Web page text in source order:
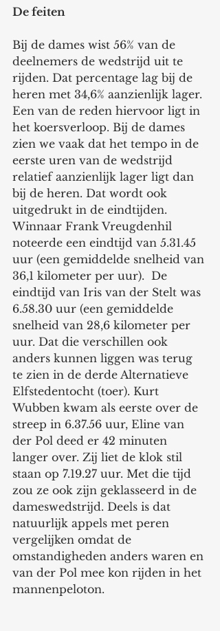
De feiten
Bij de dames wist 56% van de
deelnemers de wedstrijd uit te
rijden. Dat percentage lag bij de
heren met 34,6% aanzienlijk lager.
Een van de reden hiervoor ligt in
het koersverloop. Bij de dames
zien we vaak dat het tempo in de
eerste uren van de wedstrijd
relatief aanzienlijk lager ligt dan
bij de heren. Dat wordt ook
uitgedrukt in de eindtijden.
Winnaar Frank Vreugdenhil
noteerde een eindtijd van 5.31.45
uur (een gemiddelde snelheid van
36,1 kilometer per uur).  De
eindtijd van Iris van der Stelt was
6.58.30 uur (een gemiddelde
snelheid van 28,6 kilometer per
uur. Dat die verschillen ook
anders kunnen liggen was terug
te zien in de derde Alternatieve
Elfstedentocht (toer). Kurt
Wubben kwam als eerste over de
streep in 6.37.56 uur, Eline van
der Pol deed er 42 minuten
langer over. Zij liet de klok stil
staan op 7.19.27 uur. Met die tijd
zou ze ook zijn geklasseerd in de
dameswedstrijd. Deels is dat
natuurlijk appels met peren
vergelijken omdat de
omstandigheden anders waren en
van der Pol mee kon rijden in het
mannenpeloton.